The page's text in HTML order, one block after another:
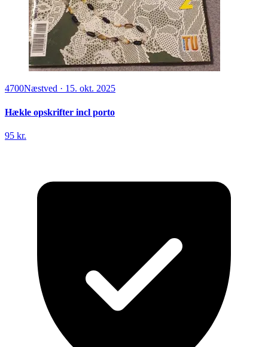
4700Næstved · 15. okt. 2025
Hækle opskrifter incl porto
95 kr.